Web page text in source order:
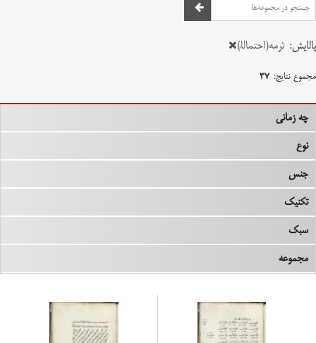
پالایش: ترمه(احتمالاً)
مجموع نتایج: ۳۷
چه زمانی
نوع
جنس
تکنیک
سبک
مجموعه